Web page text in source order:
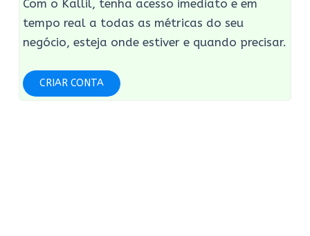
Com o Kallil, tenha acesso imediato e em
tempo real a todas as métricas do seu
negócio, esteja onde estiver e quando precisar.
CRIAR CONTA